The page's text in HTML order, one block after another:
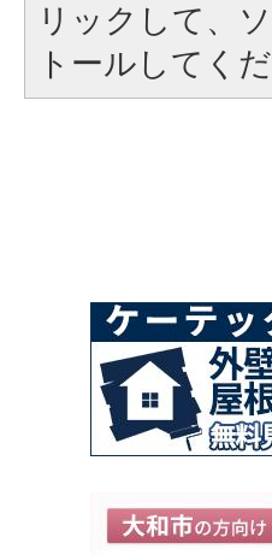
リックして、
トールしてくだ